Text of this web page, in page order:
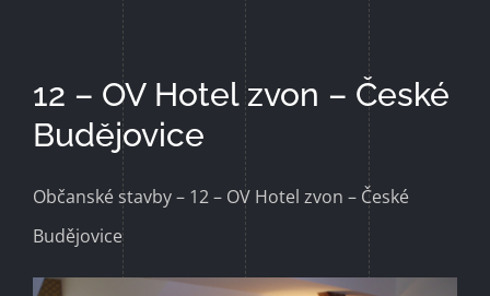
12 – OV Hotel zvon – České
Budějovice
Občanské stavby – 12 – OV Hotel zvon – České
Budějovice